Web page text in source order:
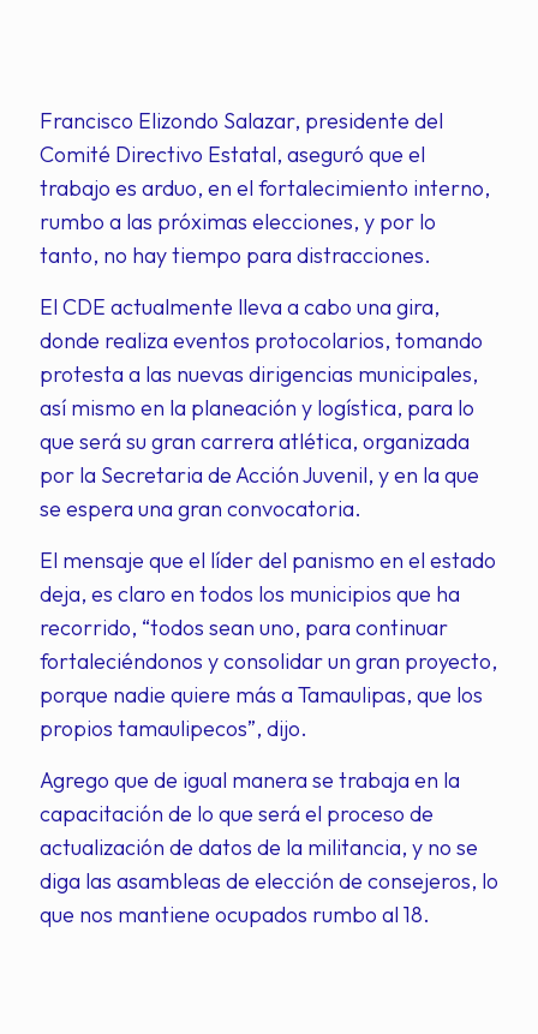
Francisco Elizondo Salazar, presidente del
Comité Directivo Estatal, aseguró que el
trabajo es arduo, en el fortalecimiento interno,
rumbo a las próximas elecciones, y por lo
tanto, no hay tiempo para distracciones.
El CDE actualmente lleva a cabo una gira,
donde realiza eventos protocolarios, tomando
protesta a las nuevas dirigencias municipales,
así mismo en la planeación y logística, para lo
que será su gran carrera atlética, organizada
por la Secretaria de Acción Juvenil, y en la que
se espera una gran convocatoria.
El mensaje que el líder del panismo en el estado
deja, es claro en todos los municipios que ha
recorrido, “todos sean uno, para continuar
fortaleciéndonos y consolidar un gran proyecto,
porque nadie quiere más a Tamaulipas, que los
propios tamaulipecos”, dijo.
Agrego que de igual manera se trabaja en la
capacitación de lo que será el proceso de
actualización de datos de la militancia, y no se
diga las asambleas de elección de consejeros, lo
que nos mantiene ocupados rumbo al 18.